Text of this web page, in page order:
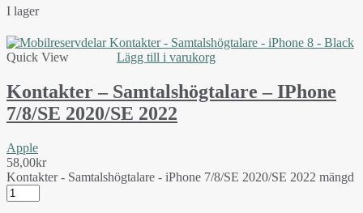
I lager
Quick View Lägg till i varukorg
Kontakter – Samtalshögtalare – IPhone
7/8/SE 2020/SE 2022
Apple
58,00kr
Kontakter - Samtalshögtalare - iPhone 7/8/SE 2020/SE 2022 mängd